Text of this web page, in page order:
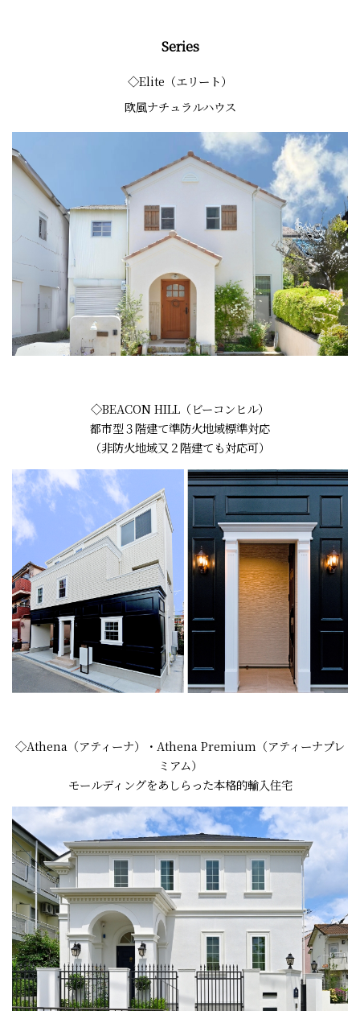
Series
◇Elite（エリート）
欧風ナチュラルハウス
◇BEACON HILL（ビーコンヒル）
都市型３階建て準防火地域標準対応
（非防火地域又２階建ても対応可）
◇Athena（アティーナ）・Athena Premium（アティーナプレ
ミアム）
モールディングをあしらった本格的輸入住宅